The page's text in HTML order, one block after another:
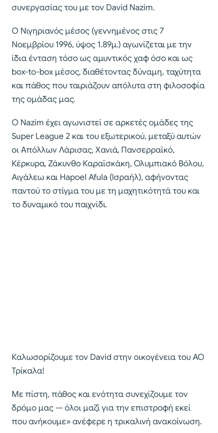
συνεργασίας του με τον David Nazim.
Ο Νιγηριανός μέσος (γεννημένος στις 7
Νοεμβρίου 1996, ύψος 1.89μ.) αγωνίζεται με την
ίδια ένταση τόσο ως αμυντικός χαφ όσο και ως
box-to-box μέσος, διαθέτοντας δύναμη, ταχύτητα
και πάθος που ταιριάζουν απόλυτα στη φιλοσοφία
της ομάδας μας.
Ο Nazim έχει αγωνιστεί σε αρκετές ομάδες της
Super League 2 και του εξωτερικού, μεταξύ αυτών
οι Απόλλων Λάρισας, Χανιά, Πανσερραϊκό,
Κέρκυρα, Ζάκυνθο Καραϊσκάκη, Ολυμπιακό Βόλου,
Αιγάλεω και Hapoel Afula (Ισραήλ), αφήνοντας
παντού το στίγμα του με τη μαχητικότητά του και
το δυναμικό του παιχνίδι.
Καλωσορίζουμε τον David στην οικογένεια του ΑΟ
Τρίκαλα!
Με πίστη, πάθος και ενότητα συνεχίζουμε τον
δρόμο μας — όλοι μαζί για την επιστροφή εκεί
που ανήκουμε» ανέφερε η τρικαλινή ανακοίνωση.